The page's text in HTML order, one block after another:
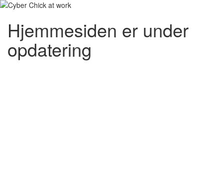
Hjemmesiden er under
opdatering